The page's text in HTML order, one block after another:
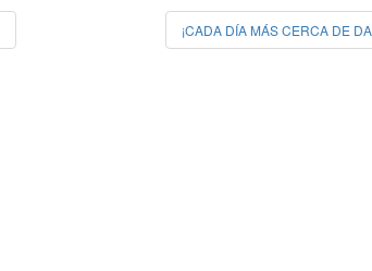
¡CADA DÍA MÁS CERCA DE